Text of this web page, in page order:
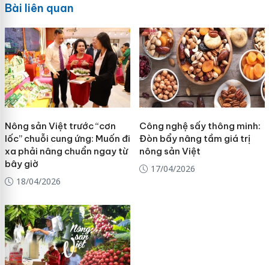
Bài liên quan
Nông sản Việt trước “cơn
lốc” chuỗi cung ứng: Muốn đi
xa phải nâng chuẩn ngay từ
bây giờ
18/04/2026
Công nghệ sấy thông minh:
Đòn bẩy nâng tầm giá trị
nông sản Việt
17/04/2026